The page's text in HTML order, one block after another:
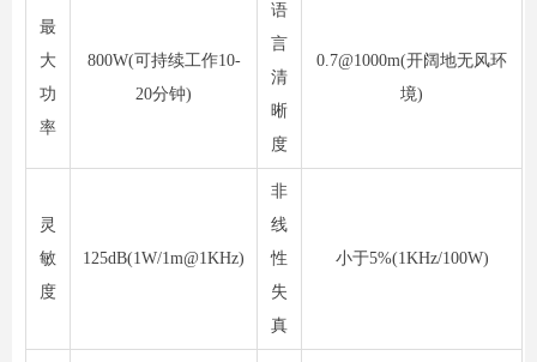
最
大
功
率
800W(可持续工作10-
20分钟)
语
言
清
晰
度
0.7@1000m(开阔地无风环
境)
灵
敏
度
125dB(1W/1m@1KHz)
非
线
性
失
真
小于5%(1KHz/100W)